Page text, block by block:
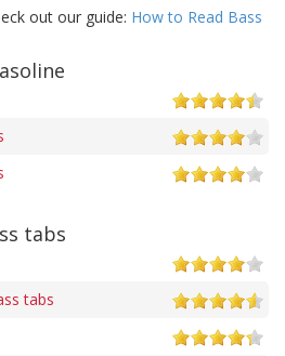
out our guide: How to Read Bass
tabs
tabs